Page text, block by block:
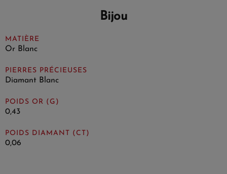
Bijou
MATIÈRE
Or Blanc
PIERRES PRÉCIEUSES
Diamant Blanc
POIDS OR (G)
0,43
POIDS DIAMANT (CT)
0,06